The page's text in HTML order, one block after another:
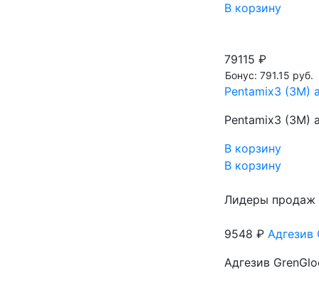
В корзину
79115 ₽
Бонус: 791.15 руб.
Pentamix3 (3M)
Pentamix3 (3M)
В корзину
В корзину
Лидеры продаж
9548 ₽ Адгезив
Адгезив